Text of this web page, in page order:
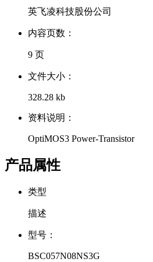
英飞凌科技股份公司
内容页数：
9 页
文件大小：
328.28 kb
资料说明：
OptiMOS3 Power-Transistor
产品属性
类型
描述
型号：
BSC057N08NS3G